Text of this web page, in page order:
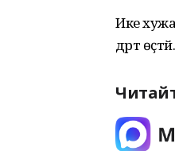
Ике
дәрт өҫтәй.